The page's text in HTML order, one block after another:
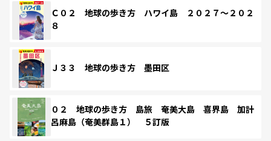
Ｃ０２ 地球の歩き方 ハワイ島 ２０２７～２０２
８
Ｊ３３ 地球の歩き方 墨田区
０２ 地球の歩き方 島旅 奄美大島 喜界島 加計
呂麻島（奄美群島１） ５訂版